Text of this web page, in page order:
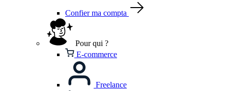
Confier ma compta
Pour qui ?
E-commerce
Freelance